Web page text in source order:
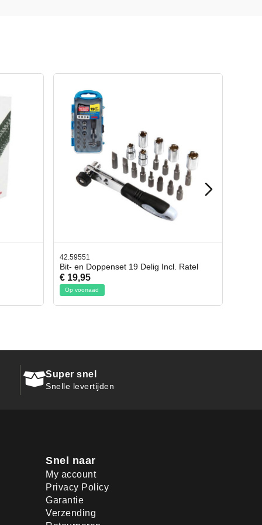
Ratel
42.65998
Afbreekmes 2 stuks
€ 10,95
Op voorraad
Super snel
Snelle levertijden
Snel naar
My account
Privacy Policy
Garantie
Verzending